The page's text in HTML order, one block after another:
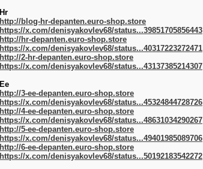
Hr
http://blog-hr-depanten.euro-shop.store
https://x.com/denisyakovlev68/status...39851705856443
http://hr-depanten.euro-shop.store
https://x.com/denisyakovlev68/status...40317223272471
http://2-hr-depanten.euro-shop.store
https://x.com/denisyakovlev68/status...43137385214307
Ee
http://3-ee-depanten.euro-shop.store
https://x.com/denisyakovlev68/status...45324844728726
http://4-ee-depanten.euro-shop.store
https://x.com/denisyakovlev68/status...48631034290267
http://5-ee-depanten.euro-shop.store
https://x.com/denisyakovlev68/status...49401985089706
http://6-ee-depanten.euro-shop.store
https://x.com/denisyakovlev68/status...50192183542272